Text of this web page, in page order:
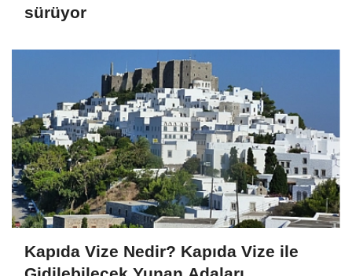
sürüyor
Kapıda Vize Nedir? Kapıda Vize ile